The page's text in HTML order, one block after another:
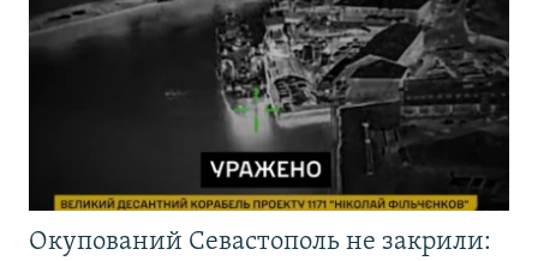
Окупований Севастополь не закрили: